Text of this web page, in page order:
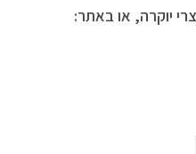
יוקרה, או באתר: